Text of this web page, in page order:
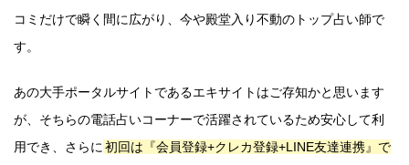
コミだけで瞬く間に広がり、今や殿堂入り不動のトップ占い師で
す。
あの大手ポータルサイトであるエキサイトはご存知かと思います
が、そちらの電話占いコーナーで活躍されているため安心して利
用でき、さらに 初回は『会員登録+クレカ登録+LINE友達連携』で